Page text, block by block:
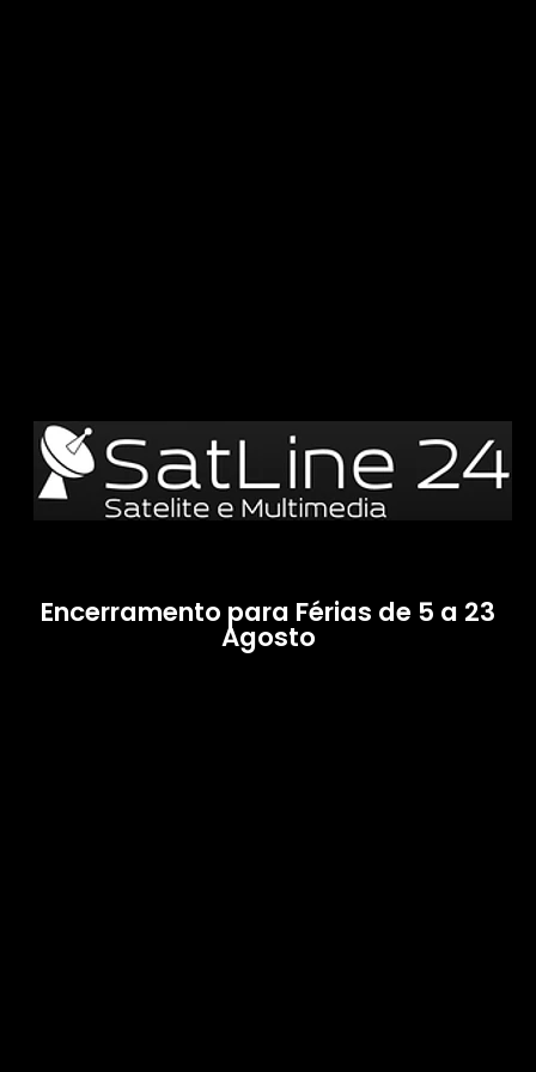
Encerramento para Férias de 5 a 23
Agosto